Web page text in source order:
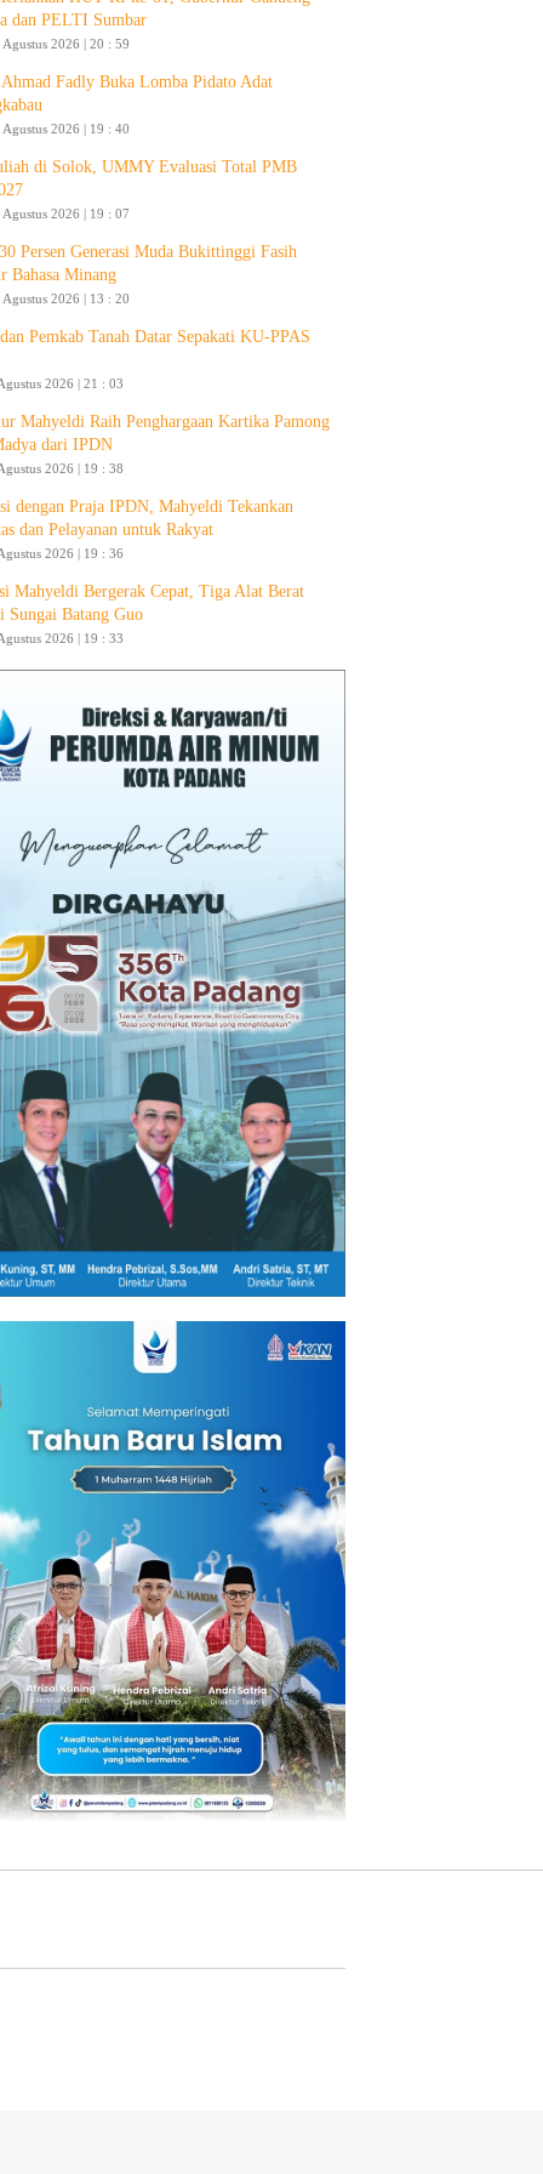
dan PELTI Sumbar
2026 | 20 : 59
Ahmad Fadly Buka Lomba Pidato Adat
2026 | 19 : 40
di Solok, UMMY Evaluasi Total PMB
2026 | 19 : 07
Persen Generasi Muda Bukittinggi Fasih
Bahasa Minang
2026 | 13 : 20
Pemkab Tanah Datar Sepakati KU-PPAS
2026 | 21 : 03
Mahyeldi Raih Penghargaan Kartika Pamong
dari IPDN
2026 | 19 : 38
dengan Praja IPDN, Mahyeldi Tekankan
dan Pelayanan untuk Rakyat
2026 | 19 : 36
Mahyeldi Bergerak Cepat, Tiga Alat Berat
Sungai Batang Guo
2026 | 19 : 33